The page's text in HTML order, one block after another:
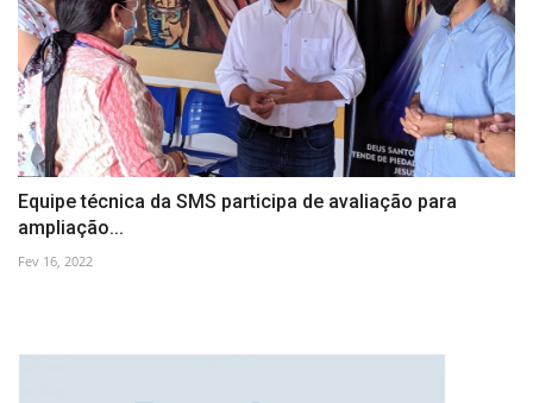
Equipe técnica da SMS participa de avaliação para
ampliação...
Fev 16, 2022